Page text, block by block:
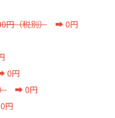
円（税別） ➡ 0円
0円
➡ 0円
円